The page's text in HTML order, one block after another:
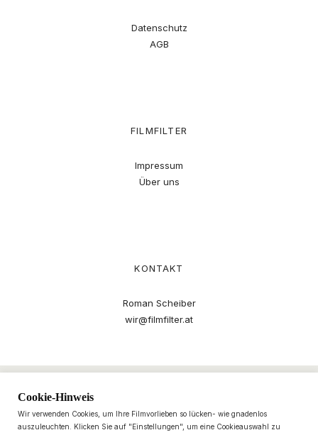
Datenschutz
AGB
FILMFILTER
Impressum
Über uns
KONTAKT
Roman Scheiber
wir@filmfilter.at
Cookie-Hinweis
Wir verwenden Cookies, um Ihre Filmvorlieben so lücken- wie gnadenlos
auszuleuchten. Klicken Sie auf "Einstellungen", um eine Cookieauswahl zu